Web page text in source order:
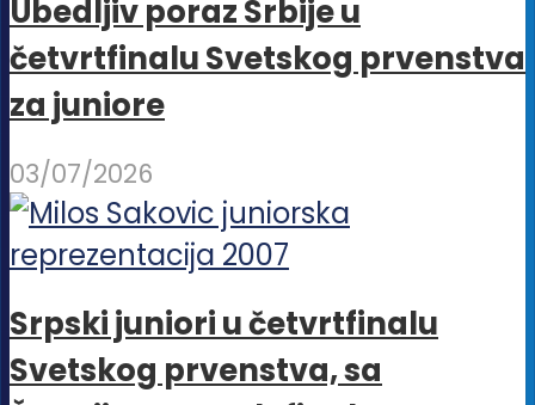
Ubedljiv poraz Srbije u
četvrtfinalu Svetskog prvenstva
za juniore
03/07/2026
Srpski juniori u četvrtfinalu
Svetskog prvenstva, sa